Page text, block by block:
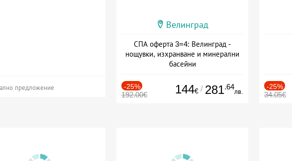
предложение
Велинград
СПА оферта 3=4: Велинград -
нощувки, изхранване и минерални
басейни
-25%
192.00€ 144€ / 281.64
лв.
-25%
34.05€